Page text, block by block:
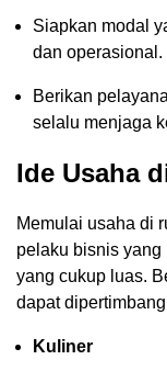
Siapkan modal
dan operasional.
Berikan
selalu menjaga
Ide Usaha
Memulai usaha di
pelaku bisnis yang
yang cukup luas.
dapat
Kuliner